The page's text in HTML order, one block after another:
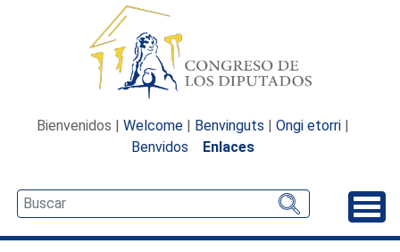
Bienvenidos | Welcome | Benvinguts | Ongi etorri |
Benvidos
Enlaces